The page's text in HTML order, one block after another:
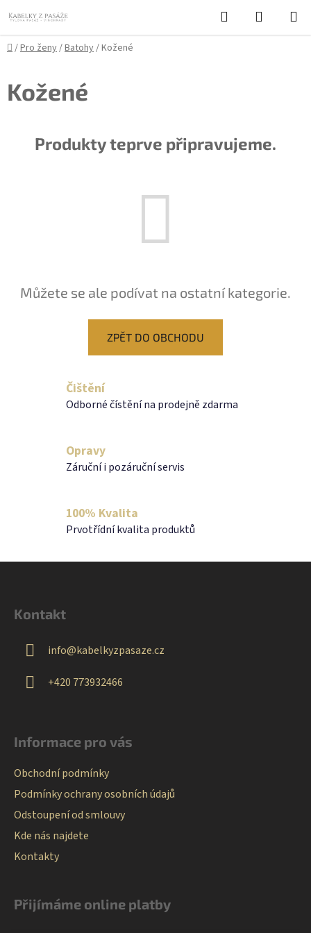
na
obsah
Hledat
KOŠÍK
Domů
/Pro ženy/Batohy/Kožené
Kožené
Produkty teprve připravujeme.
Můžete se ale podívat na ostatní kategorie.
ZPĚT DO OBCHODU
Čištění
Odborné čístění na prodejně zdarma
Opravy
Záruční i pozáruční servis
100% Kvalita
Prvotřídní kvalita produktů
Kontakt
info@kabelkyzpasaze.cz
+420 773932466
Informace pro vás
Obchodní podmínky
Podmínky ochrany osobních údajů
Odstoupení od smlouvy
Kde nás najdete
Kontakty
Přijímáme online platby